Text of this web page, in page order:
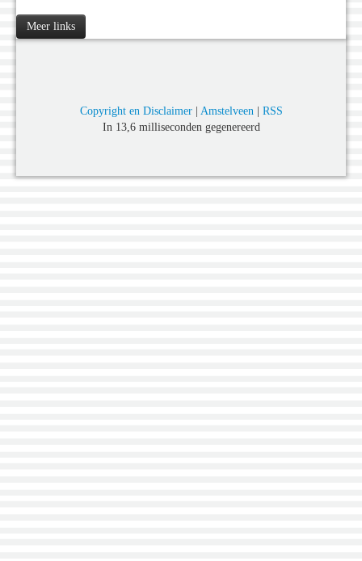
Meer links
Copyright en Disclaimer| Amstelveen| RSS
In 13,6 milliseconden gegenereerd